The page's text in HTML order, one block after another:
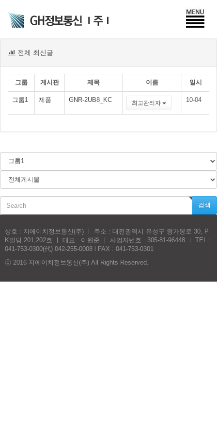
전체 최신글
그룹 게시판 제목 이름 일시
그룹1 제품 GNR-2UB8_KC 최고관리자 10-04
검색
상호 : 지에이치정보통신(주) ㅣ 주소 : 대전광역시 유성구 왕가봉로 30, P
K빌딩 201,202호 ㅣ 대표 : 이원준 ㅣ 사업자번호 : 305-81-96448 ㅣ TEL :
041-753-0300(代) 042-255-0008 l FAX : 041-753-0301
ⓒ 2016 지에이치정보통신(주) All Rights Reserved.